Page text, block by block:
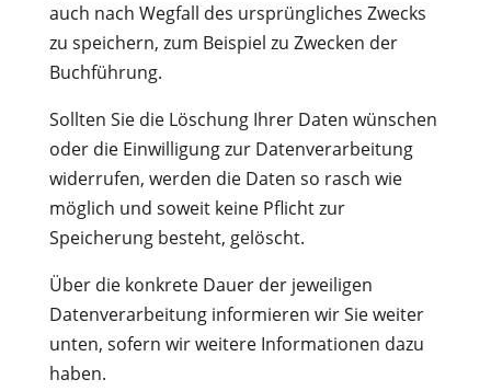
auch nach Wegfall des ursprüngliches Zwecks
zu speichern, zum Beispiel zu Zwecken der
Buchführung.
Sollten Sie die Löschung Ihrer Daten wünschen
oder die Einwilligung zur Datenverarbeitung
widerrufen, werden die Daten so rasch wie
möglich und soweit keine Pflicht zur
Speicherung besteht, gelöscht.
Über die konkrete Dauer der jeweiligen
Datenverarbeitung informieren wir Sie weiter
unten, sofern wir weitere Informationen dazu
haben.